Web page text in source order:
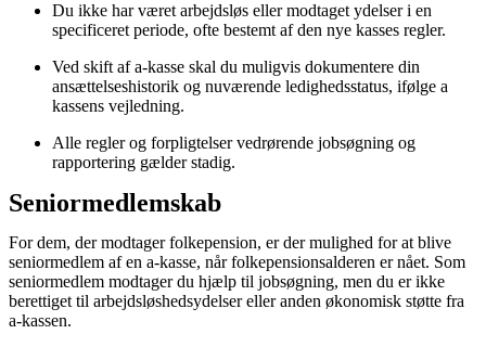
Du ikke har været arbejdsløs eller modtaget ydelser i en
specificeret periode, ofte bestemt af den nye kasses regler.
Ved skift af a-kasse skal du muligvis dokumentere din
ansættelseshistorik og nuværende ledighedsstatus, ifølge a
kassens vejledning.
Alle regler og forpligtelser vedrørende jobsøgning og
rapportering gælder stadig.
Seniormedlemskab
For dem, der modtager folkepension, er der mulighed for at blive
seniormedlem af en a-kasse, når folkepensionsalderen er nået. Som
seniormedlem modtager du hjælp til jobsøgning, men du er ikke
berettiget til arbejdsløshedsydelser eller anden økonomisk støtte fra
a-kassen.